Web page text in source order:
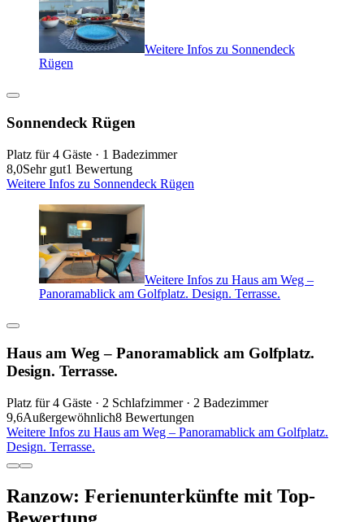
Weitere Infos zu Sonnendeck
Rügen
Sonnendeck Rügen
Platz für 4 Gäste · 1 Badezimmer
8,0Sehr gut1 Bewertung
Weitere Infos zu Sonnendeck Rügen
Weitere Infos zu Haus am Weg –
Panoramablick am Golfplatz. Design. Terrasse.
Haus am Weg – Panoramablick am Golfplatz.
Design. Terrasse.
Platz für 4 Gäste · 2 Schlafzimmer · 2 Badezimmer
9,6Außergewöhnlich8 Bewertungen
Weitere Infos zu Haus am Weg – Panoramablick am Golfplatz.
Design. Terrasse.
Ranzow: Ferienunterkünfte mit Top-
Bewertung